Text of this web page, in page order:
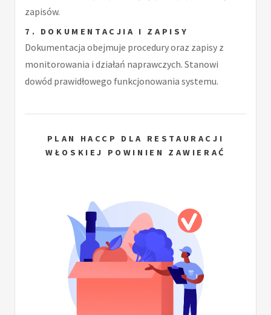
zapisów.
7. DOKUMENTACJIA I ZAPISY
Dokumentacja obejmuje procedury oraz zapisy z
monitorowania i działań naprawczych. Stanowi
dowód prawidłowego funkcjonowania systemu.
PLAN HACCP DLA RESTAURACJI
WŁOSKIEJ POWINIEN ZAWIERAĆ